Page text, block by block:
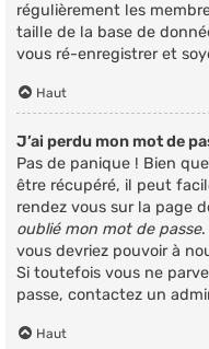
régulièrement les
taille de la base de
vous ré-enregistrer et
Haut
J’ai perdu mon mot de
Pas de panique ! Bien
être récupéré, il peut
rendez vous sur la page
oublié mon mot de passe.
vous devriez pouvoir à
Si toutefois vous ne
passe, contactez un
Haut